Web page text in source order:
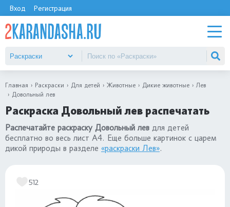
Вход Регистрация
Главная Раскраски Для детей Животные Дикие животные
Лев
Довольный лев
Раскраска Довольный лев распечатать
Распечатайте раскраску Довольный лев для детей
бесплатно во весь лист А4. Еще больше картинок с царем
дикой природы в разделе «раскраски Лев».
512